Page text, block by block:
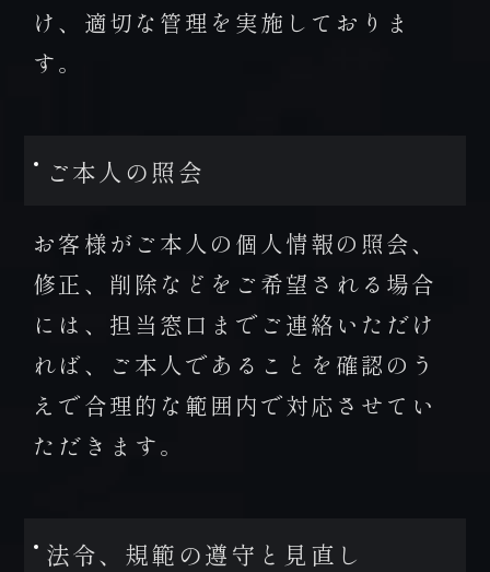
け、適切な管理を実施しておりま
す。
ご本人の照会
お客様がご本人の個人情報の照会、
修正、削除などをご希望される場合
には、担当窓口までご連絡いただけ
れば、ご本人であることを確認のう
えで合理的な範囲内で対応させてい
ただきます。
法令、規範の遵守と見直し